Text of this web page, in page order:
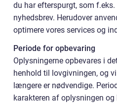
du har efterspurgt, som
nyhedsbrev. Herudover
optimere vores services og
Periode for opbevaring
Oplysningerne opbevares i
henhold til lovgivningen, og
længere er nødvendige.
karakteren af oplysningen